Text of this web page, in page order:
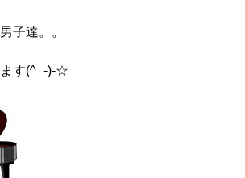
男子達。。
す(^_-)-☆